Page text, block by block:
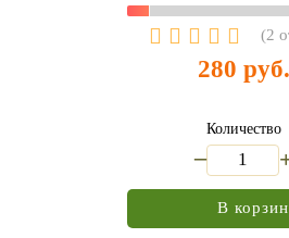
(2
280 руб.
Количество
В